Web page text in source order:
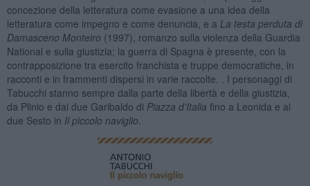
concezione della letteratura come evasione a una idea della
letteratura come impegno e come denuncia, e a La testa perduta di
Damasceno Monteiro (1997), romanzo sulla violenza della Guardia
National e sulla giustizia; la guerra di Spagna è presente, con la
contrapposizione tra esercito franchista e truppe democratiche, in
racconti e in frammenti dispersi in varie raccolte. . I personaggi di
Tabucchi stanno sempre dalla parte della libertà e della giustizia,
da Plinio e dai due Garibaldo di Piazza d’Italia fino a Leonida e ai
due Sesto in Il piccolo naviglio